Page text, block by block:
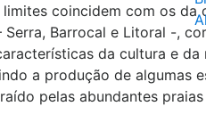
coincidem com os da
Barrocal e Litoral -,
da cultura e da
a produção de algumas
pelas abundantes